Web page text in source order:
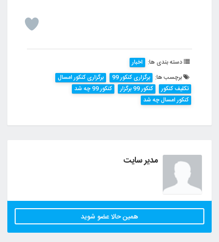
دسته بندی ها: اخبار
برچسب ها: برگزاری کنکور 99
برگزاری کنکور امسال
تکلیف کنکور
کنکور 99 برگزار
کنکور 99 چه شد
کنکور امسال چه شد
مدیر سایت
همین حالا عضو شوید